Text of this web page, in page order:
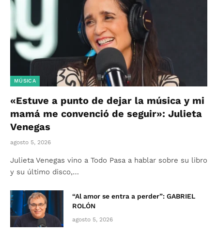
MÚSICA
«Estuve a punto de dejar la música y mi
mamá me convenció de seguir»: Julieta
Venegas
agosto 5, 2026
Julieta Venegas vino a Todo Pasa a hablar sobre su libro
y su último disco,…
“Al amor se entra a perder”: GABRIEL
ROLÓN
agosto 5, 2026